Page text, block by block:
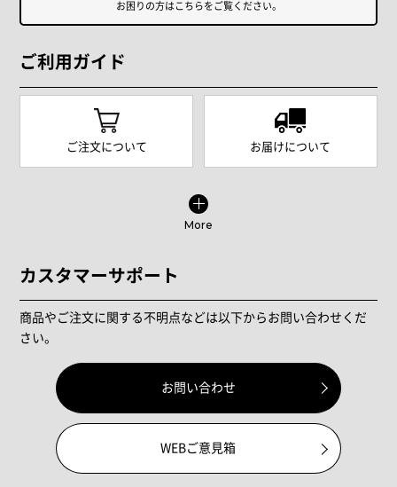
お困りの方はこちらをご覧ください。
ご利用ガイド
ご注文について お届けについて
More
カスタマーサポート
商品やご注文に関する不明点などは以下からお問い合わせくだ
さい。
お問い合わせ
WEBご意見箱